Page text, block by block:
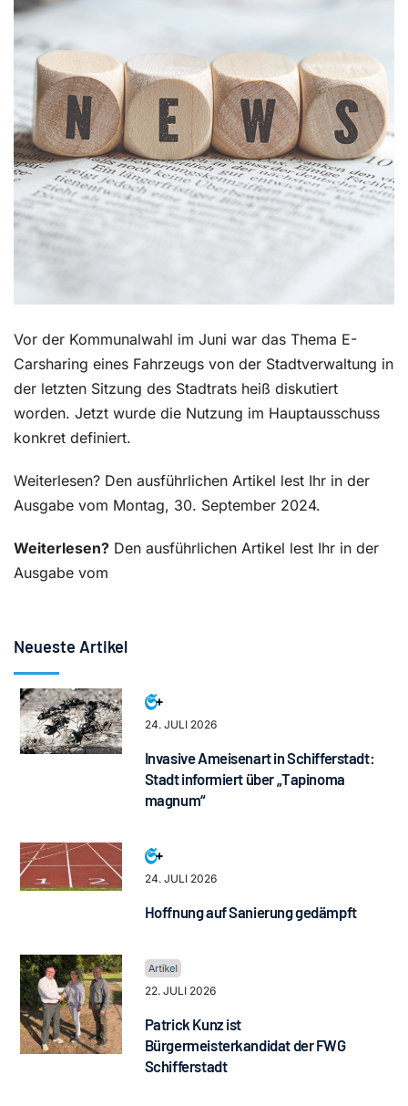
Vor der Kommunalwahl im Juni war das Thema E-
Carsharing eines Fahrzeugs von der Stadtverwaltung in
der letzten Sitzung des Stadtrats heiß diskutiert
worden. Jetzt wurde die Nutzung im Hauptausschuss
konkret definiert.
Weiterlesen? Den ausführlichen Artikel lest Ihr in der
Ausgabe vom Montag, 30. September 2024.
Weiterlesen? Den ausführlichen Artikel lest Ihr in der
Ausgabe vom
Neueste Artikel
24. JULI 2026
Invasive Ameisenart in Schifferstadt:
Stadt informiert über „Tapinoma
magnum“
24. JULI 2026
Hoffnung auf Sanierung gedämpft
22. JULI 2026
Patrick Kunz ist
Bürgermeisterkandidat der FWG
Schifferstadt